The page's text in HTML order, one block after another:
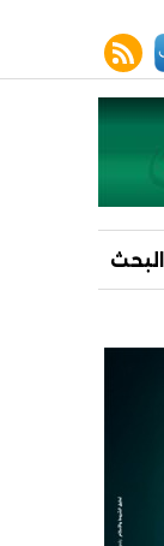
rss feed
البحث